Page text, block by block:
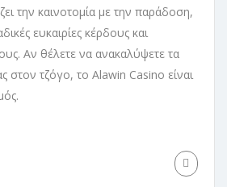
την καινοτομία με την παράδοση,
ευκαιρίες κέρδους και
Αν θέλετε να ανακαλύψετε τα
στον τζόγο, το Alawin Casino είναι